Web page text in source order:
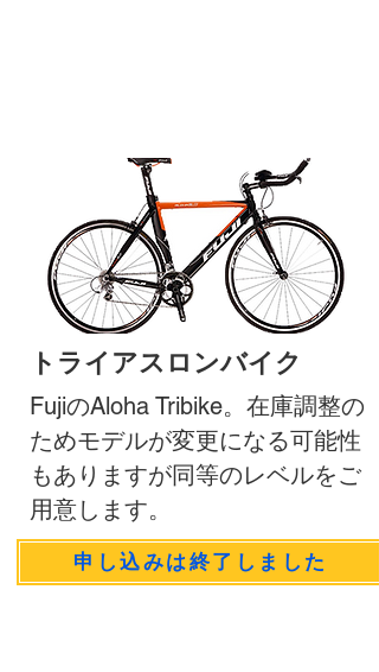
トライアスロンバイク
FujiのAloha Tribike。在庫調整の
ためモデルが変更になる可能性
もありますが同等のレベルをご
用意します。
申し込みは終了しました